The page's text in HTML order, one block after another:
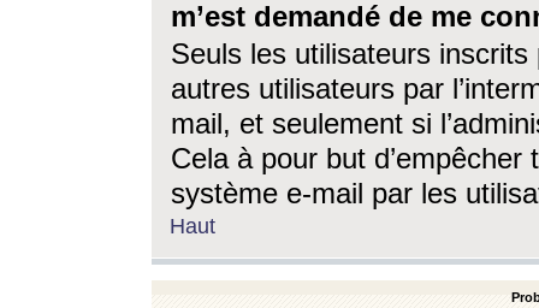
m’est demandé de me
Seuls les utilisateurs
autres utilisateurs par
mail, et seulement si
Cela à pour but
système e-mail par les
Haut